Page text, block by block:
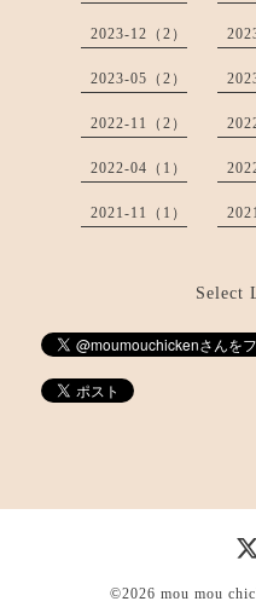
2023-12（2）
2023-05（2）
2022-11（2）
2022-04（1）
2021-11（1）
Select
©2026 mou mou